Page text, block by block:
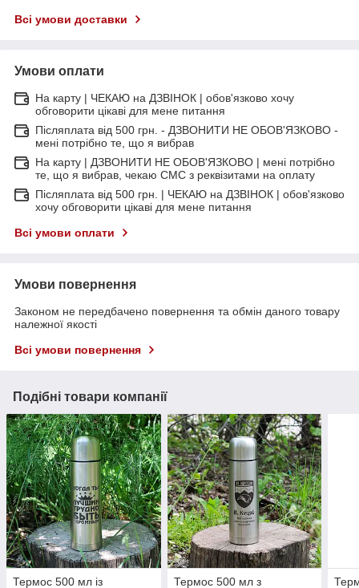
Всі умови доставки
Умови оплати
На карту | ЧЕКАЮ на ДЗВІНОК | обов'язково хочу
обговорити цікаві для мене питання
Післяплата від 500 грн. - ДЗВОНИТИ НЕ ОБОВ'ЯЗКОВО -
мені потрібно те, що я вибрав
На карту | ДЗВОНИТИ НЕ ОБОВ'ЯЗКОВО | мені потрібно
те, що я вибрав, чекаю СМС з реквізитами на оплату
Післяплата від 500 грн. | ЧЕКАЮ на ДЗВІНОК | обов'язково
хочу обговорити цікаві для мене питання
Всі умови оплати
Умови повернення
Законом не передбачено повернення та обмін даного товару
належної якості
Всі умови повернення
Подібні товари компанії
Термос 500 мл із
Термос 500 мл з